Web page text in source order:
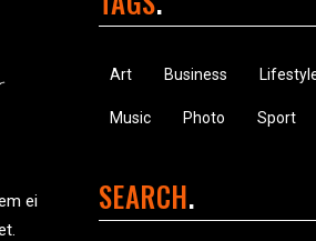
ei
Art Business
Music Photo Sport
SEARCH